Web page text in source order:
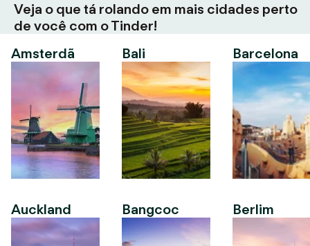
Veja o que tá rolando em mais cidades perto
de você com o Tinder!
Amsterdã
Auckland
Bali
Bangcoc
Barcelona
Berlim